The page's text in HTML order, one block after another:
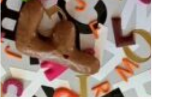
Bildquelle_ Pixabay Free_Christoph
Meinersmann